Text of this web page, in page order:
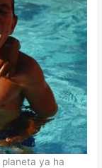
ya ha